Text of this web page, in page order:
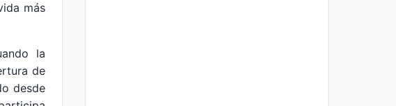
más
la
de
desde